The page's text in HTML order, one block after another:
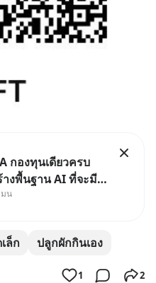
กองทุนเดียวครบ
งพื้นฐาน AI ที่จะมี
หญ่ในประวัติศาสตร์
ริงคือทั่วโลกยังเดิน
น
ล็ก ปลูกผักกินเอง
1 2